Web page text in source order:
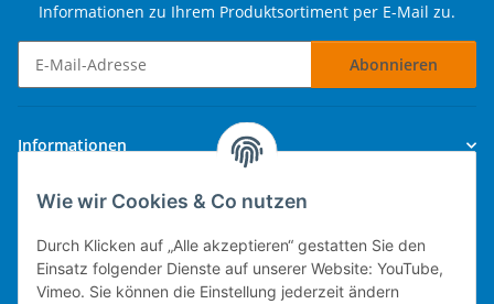
Wie wir Cookies & Co nutzen
Durch Klicken auf „Alle akzeptieren“ gestatten Sie den
Einsatz folgender Dienste auf unserer Website: YouTube,
Vimeo. Sie können die Einstellung jederzeit ändern
Informationen zu Ihrem Produktsortiment per E-Mail zu.
Abonnieren
Informationen
Gesetzliche Informationen